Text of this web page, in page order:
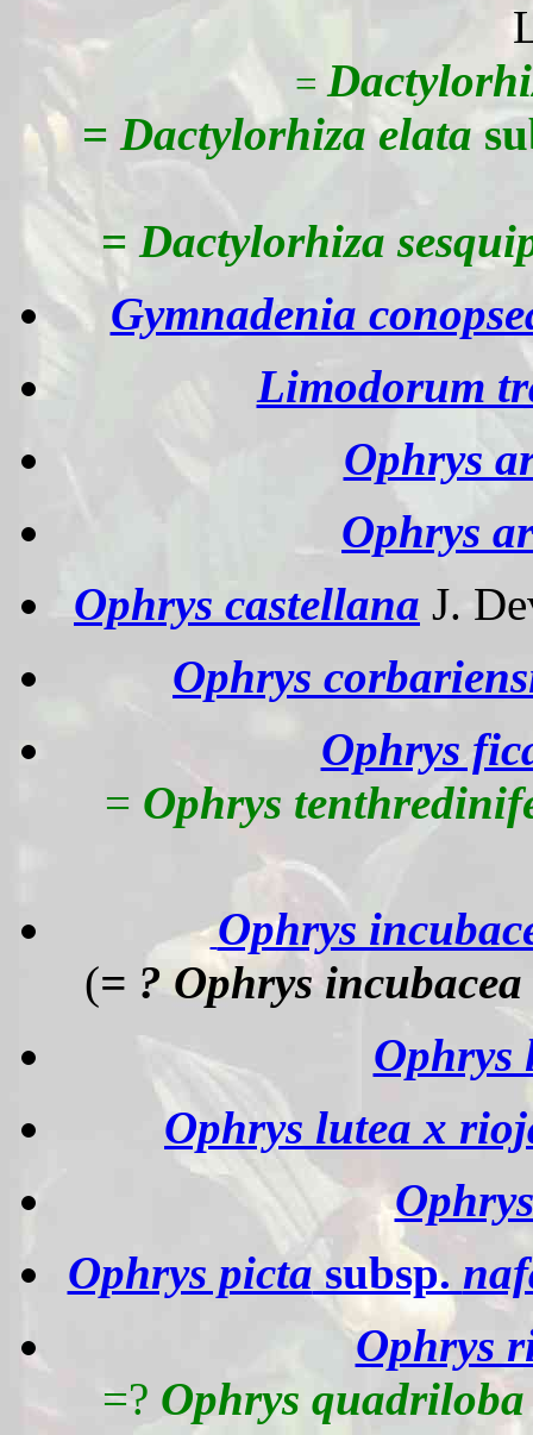
=
= Dactylorhiza elata
= Dactylorhiza
Gymnadenia
Limodorum
Ophrys
Ophrys
Ophrys castellana J.
Ophrys
Ophrys
= Ophrys
Ophrys
(= ? Ophrys incubacea
Ophrys
Ophrys lutea x
Ophrys pictasubsp.
Ophrys
=? Ophrys quadriloba